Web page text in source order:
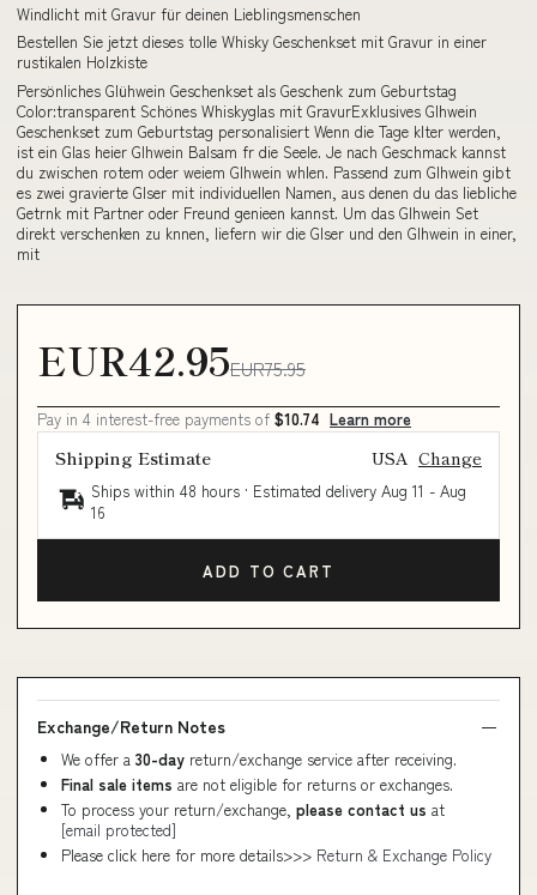
Windlicht mit Gravur für deinen Lieblingsmenschen
Bestellen Sie jetzt dieses tolle Whisky Geschenkset mit Gravur in einer
rustikalen Holzkiste
Persönliches Glühwein Geschenkset als Geschenk zum Geburtstag
Color:transparent Schönes Whiskyglas mit GravurExklusives Glhwein
Geschenkset zum Geburtstag personalisiert Wenn die Tage klter werden,
ist ein Glas heier Glhwein Balsam fr die Seele. Je nach Geschmack kannst
du zwischen rotem oder weiem Glhwein whlen. Passend zum Glhwein gibt
es zwei gravierte Glser mit individuellen Namen, aus denen du das liebliche
Getrnk mit Partner oder Freund genieen kannst. Um das Glhwein Set
direkt verschenken zu knnen, liefern wir die Glser und den Glhwein in einer,
mit
EUR42.95EUR75.95
Pay in 4 interest-free payments of $10.74 Learn more
Shipping Estimate USA Change
Ships within 48 hours · Estimated delivery Aug 11 - Aug
16
ADD TO CART
Exchange/Return Notes
We offer a 30-day return/exchange service after receiving.
Final sale items are not eligible for returns or exchanges.
To process your return/exchange, please contact us at
[email protected]
Please click here for more details>>> Return & Exchange Policy